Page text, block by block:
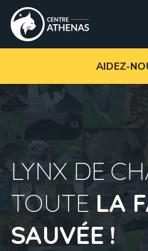
AIDEZ-
LYNX DE
TOUTE LA
SAUVÉE !